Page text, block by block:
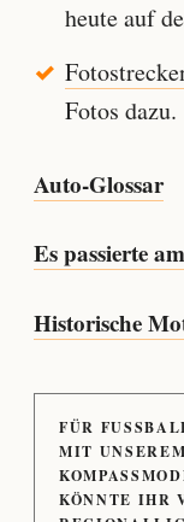
heute auf
Fotos dazu.
Auto-Glossar
Es passierte
Historische
FÜR
MIT
KÖNNTE IHR